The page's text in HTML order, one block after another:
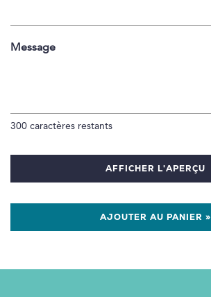
Message
300 caractères restants
AFFICHER L'APERÇU
AJOUTER AU PANIER »